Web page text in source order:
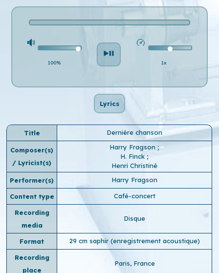
100% 1x
Lyrics
Title Dernière chanson
Composer(s)
/ Lyricist(s)
Harry Fragson ;
H. Finck ;
Henri Christiné
Performer(s)
Harry Fragson
Content type Café-concert
Recording
media
Disque
Format 29 cm saphir (enregistrement acoustique)
Recording
place
Paris, France